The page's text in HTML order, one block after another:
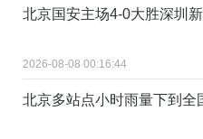
北京国安主场4-0大胜深圳
2026-08-08 00:16:44
北京多站点小时雨量下到全